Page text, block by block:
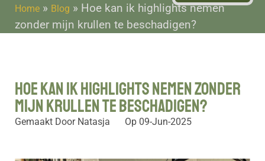
Home » Blog » Hoe kan ik highlights nemen
zonder mijn krullen te beschadigen?
Hoe kan ik highlights nemen zonder
mijn krullen te beschadigen?
Gemaakt DoorNatasja Op 09-Jun-2025